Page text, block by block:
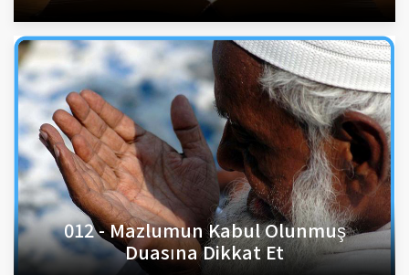
012 - Mazlumun Kabul Olunmuş
Duasına Dikkat Et